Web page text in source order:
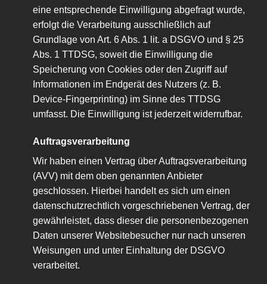
eine entsprechende Einwilligung abgefragt wurde,
erfolgt die Verarbeitung ausschließlich auf
Grundlage von Art. 6 Abs. 1 lit. a DSGVO und § 25
Abs. 1 TTDSG, soweit die Einwilligung die
Speicherung von Cookies oder den Zugriff auf
Informationen im Endgerät des Nutzers (z. B.
Device-Fingerprinting) im Sinne des TTDSG
umfasst. Die Einwilligung ist jederzeit widerrufbar.
Auftragsverarbeitung
Wir haben einen Vertrag über Auftragsverarbeitung
(AVV) mit dem oben genannten Anbieter
geschlossen. Hierbei handelt es sich um einen
datenschutzrechtlich vorgeschriebenen Vertrag, der
gewährleistet, dass dieser die personenbezogenen
Daten unserer Websitebesucher nur nach unseren
Weisungen und unter Einhaltung der DSGVO
verarbeitet.